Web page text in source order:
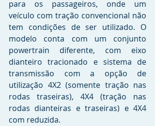
para os passageiros, onde um
veículo com tração convencional não
tem condições de ser utilizado. O
modelo conta com um conjunto
powertrain diferente, com eixo
dianteiro tracionado e sistema de
transmissão com a opção de
utilização 4X2 (somente tração nas
rodas traseiras), 4X4 (tração nas
rodas dianteiras e traseiras) e 4X4
com reduzida.